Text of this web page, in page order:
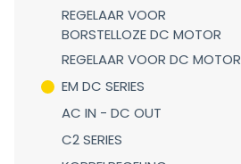
REGELAAR VOOR
BORSTELLOZE DC MOTOR
REGELAAR VOOR DC MOTOR
EM DC SERIES
AC IN - DC OUT
C2 SERIES